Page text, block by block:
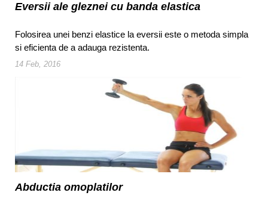
Eversii ale gleznei cu banda elastica
Folosirea unei benzi elastice la eversii este o metoda simpla
si eficienta de a adauga rezistenta.
14 Feb, 2016
Abductia omoplatilor